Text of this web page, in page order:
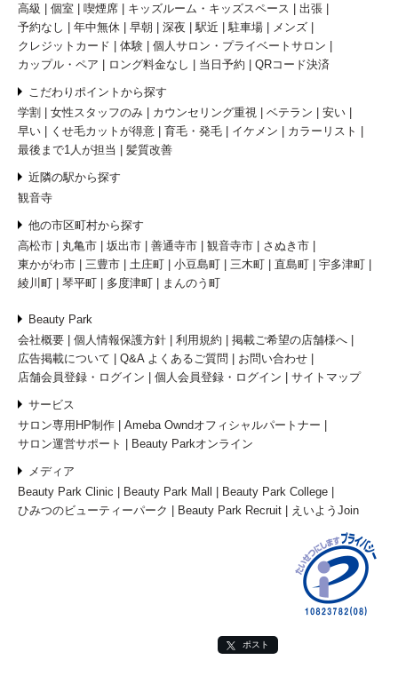
高級
個室 喫煙席 キッズルーム・キッズスペース
出張
予約なし
年中無休 早朝 深夜 駅近 駐車場
メンズ
クレジットカード
体験
個人サロン・プライベートサロン
カップル・ペア
ロング料金なし 当日予約 QRコード決済
こだわりポイントから探す
学割
女性スタッフのみ カウンセリング重視 ベテラン
安い
早い
くせ毛カットが得意 育毛・発毛 イケメン
カラーリスト
最後まで1人が担当
髪質改善
近隣の駅から探す
観音寺
他の市区町村から探す
高松市
丸亀市 坂出市 善通寺市 観音寺市
さぬき市
東かがわ市
三豊市 土庄町 小豆島町 三木町 直島町
宇多津町
綾川町
琴平町 多度津町 まんのう町
Beauty Park
会社概要
個人情報保護方針 利用規約
掲載ご希望の店舗様へ
広告掲載について
Q&A よくあるご質問
お問い合わせ
店舗会員登録・ログイン
個人会員登録・ログイン サイトマップ
サービス
サロン専用HP制作
Ameba Owndオフィシャルパートナー
サロン運営サポート
Beauty Parkオンライン
メディア
Beauty Park Clinic
Beauty Park Mall
Beauty Park College
ひみつのビューティーパーク
Beauty Park Recruit えいようJoin
ポスト